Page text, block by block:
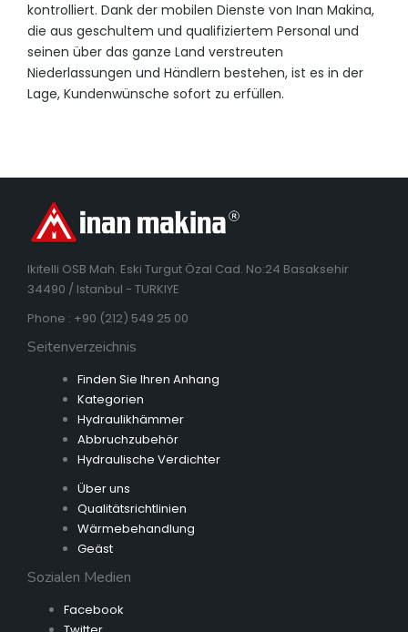
kontrolliert. Dank der mobilen Dienste von Inan Makina,
die aus geschultem und qualifiziertem Personal und
seinen über das ganze Land verstreuten
Niederlassungen und Händlern bestehen, ist es in der
Lage, Kundenwünsche sofort zu erfüllen.
Ikitelli OSB Mah. Eski Turgut Özal Cad. No:24 Basaksehir
34490 / Istanbul - TURKIYE
Phone : +90 (212) 549 25 00
Seitenverzeichnis
Finden Sie Ihren Anhang
Kategorien
Hydraulikhämmer
Abbruchzubehör
Hydraulische Verdichter
Über uns
Qualitätsrichtlinien
Wärmebehandlung
Geäst
Sozialen Medien
Facebook